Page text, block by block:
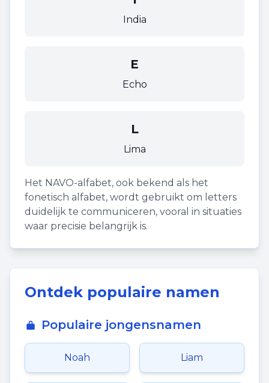
India
E
Echo
L
Lima
Het NAVO-alfabet, ook bekend als het
fonetisch alfabet, wordt gebruikt om letters
duidelijk te communiceren, vooral in situaties
waar precisie belangrijk is.
Ontdek populaire namen
Populaire jongensnamen
Noah Liam